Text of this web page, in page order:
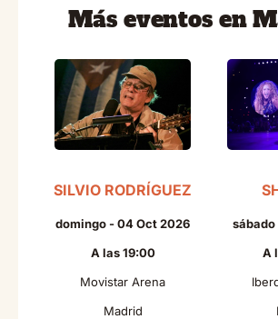
Más eventos en
SILVIO RODRÍGUEZ
domingo - 04 Oct 2026
A las 19:00
Movistar Arena
Madrid
A